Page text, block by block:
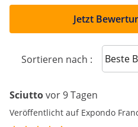
Jetzt
Sortieren nach : Sort
Sciuttovor 9 Tagen
Veröffentlicht auf Expondo